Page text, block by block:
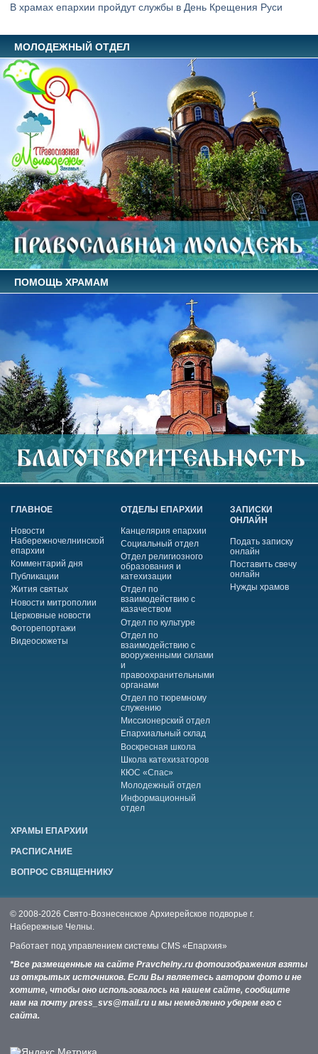
В храмах епархии пройдут службы в День Крещения Руси
МОЛОДЕЖНЫЙ ОТДЕЛ
ПОМОЩЬ ХРАМАМ
ГЛАВНОЕ
Новости
Набережночелнинской
епархии
Комментарий дня
Публикации
Жития святых
Новости митрополии
Церковные новости
Фоторепортажи
Видеосюжеты
ОТДЕЛЫ ЕПАРХИИ
Канцелярия епархии
Социальный отдел
Отдел религиозного
образования и
катехизации
Отдел по
взаимодействию с
казачеством
Отдел по культуре
Отдел по
взаимодействию с
вооруженными силами
и
правоохранительными
органами
Отдел по тюремному
служению
Миссионерский отдел
Епархиальный склад
Воскресная школа
Школа катехизаторов
КЮС «Спас»
Молодежный отдел
Информационный
отдел
ЗАПИСКИ
ОНЛАЙН
Подать записку
онлайн
Поставить свечу
онлайн
Нужды храмов
ХРАМЫ ЕПАРХИИ
РАСПИСАНИЕ
ВОПРОС СВЯЩЕННИКУ
© 2008-2026 Свято-Вознесенское Архиерейское подворье г.
Набережные Челны.
Работает под управлением системы CMS «Епархия»
*Все размещенные на сайте Pravchelny.ru фотоизображения взяты
из открытых источников. Если Вы являетесь автором фото и не
хотите, чтобы оно использовалось на нашем сайте, сообщите
нам на почту press_svs@mail.ru и мы немедленно уберем его с
сайта.